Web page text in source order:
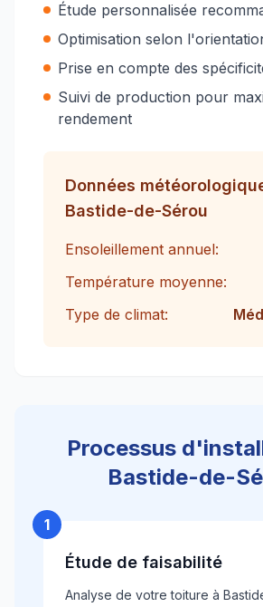
Étude personnalisée
Optimisation selon
Prise en compte des
Suivi de production pour
rendement
Données
Bastide-de-Sérou
Ensoleillement annuel:
Température moyenne:
Type de climat:
Processus
Bastide-de-
1
Étude de faisabilité
Analyse de votre toiture à